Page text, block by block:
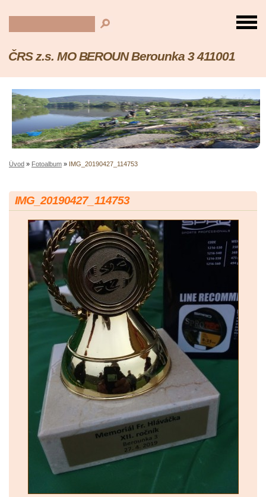
ČRS z.s. MO BEROUN Berounka 3 411001
Úvod » Fotoalbum » IMG_20190427_114753
IMG_20190427_114753